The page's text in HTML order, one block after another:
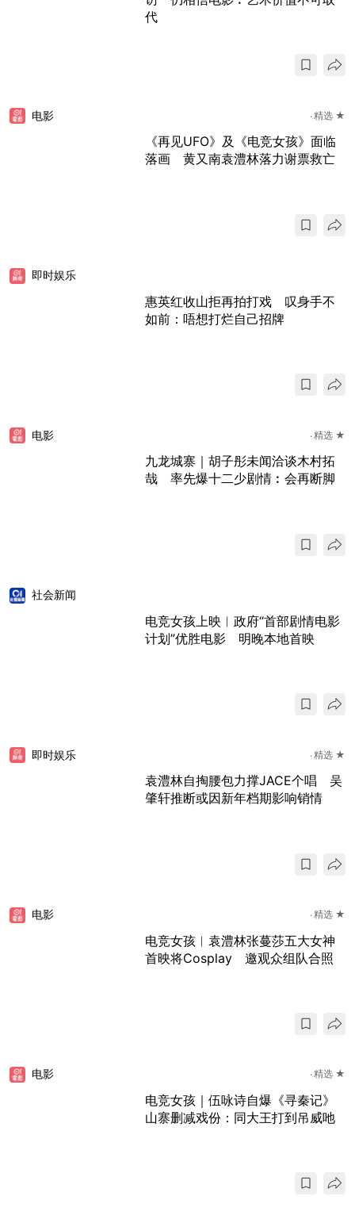
代
电影 精选 ★
《再见UFO》及《电竞女孩》面临
落画 黄又南袁澧林落力谢票救亡
即时娱乐
惠英红收山拒再拍打戏 叹身手不
如前：唔想打烂自己招牌
电影 精选 ★
九龙城寨｜胡子彤未闻洽谈木村拓
哉 率先爆十二少剧情︰会再断脚
社会新闻
电竞女孩上映︱政府“首部剧情电影
计划”优胜电影 明晚本地首映
即时娱乐 精选 ★
袁澧林自掏腰包力撑JACE个唱 吴
肇轩推断或因新年档期影响销情
电影 精选 ★
电竞女孩︱袁澧林张蔓莎五大女神
首映将Cosplay 邀观众组队合照
电影 精选 ★
电竞女孩｜伍咏诗自爆《寻秦记》
山寨删减戏份：同大王打到吊威吔